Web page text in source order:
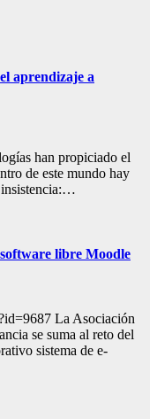
aprendizaje a
han propiciado el
de este mundo hay
insistencia:…
libre Moodle
La Asociación
se suma al reto del
sistema de e-